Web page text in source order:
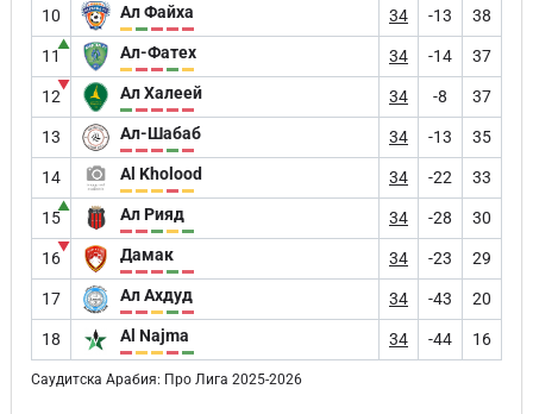
10 Ал Файха 34 -13 38
11
▲ Ал-Фатех 34 -14 37
12
▼ Ал Халеей 34 -8 37
13 Ал-Шабаб 34 -13 35
14 Al Kholood 34 -22 33
15
▲ Ал Рияд 34 -28 30
16
▼ Дамак 34 -23 29
17 Ал Ахдуд 34 -43 20
18 Al Najma 34 -44 16
Саудитска Арабия: Про Лига 2025-2026